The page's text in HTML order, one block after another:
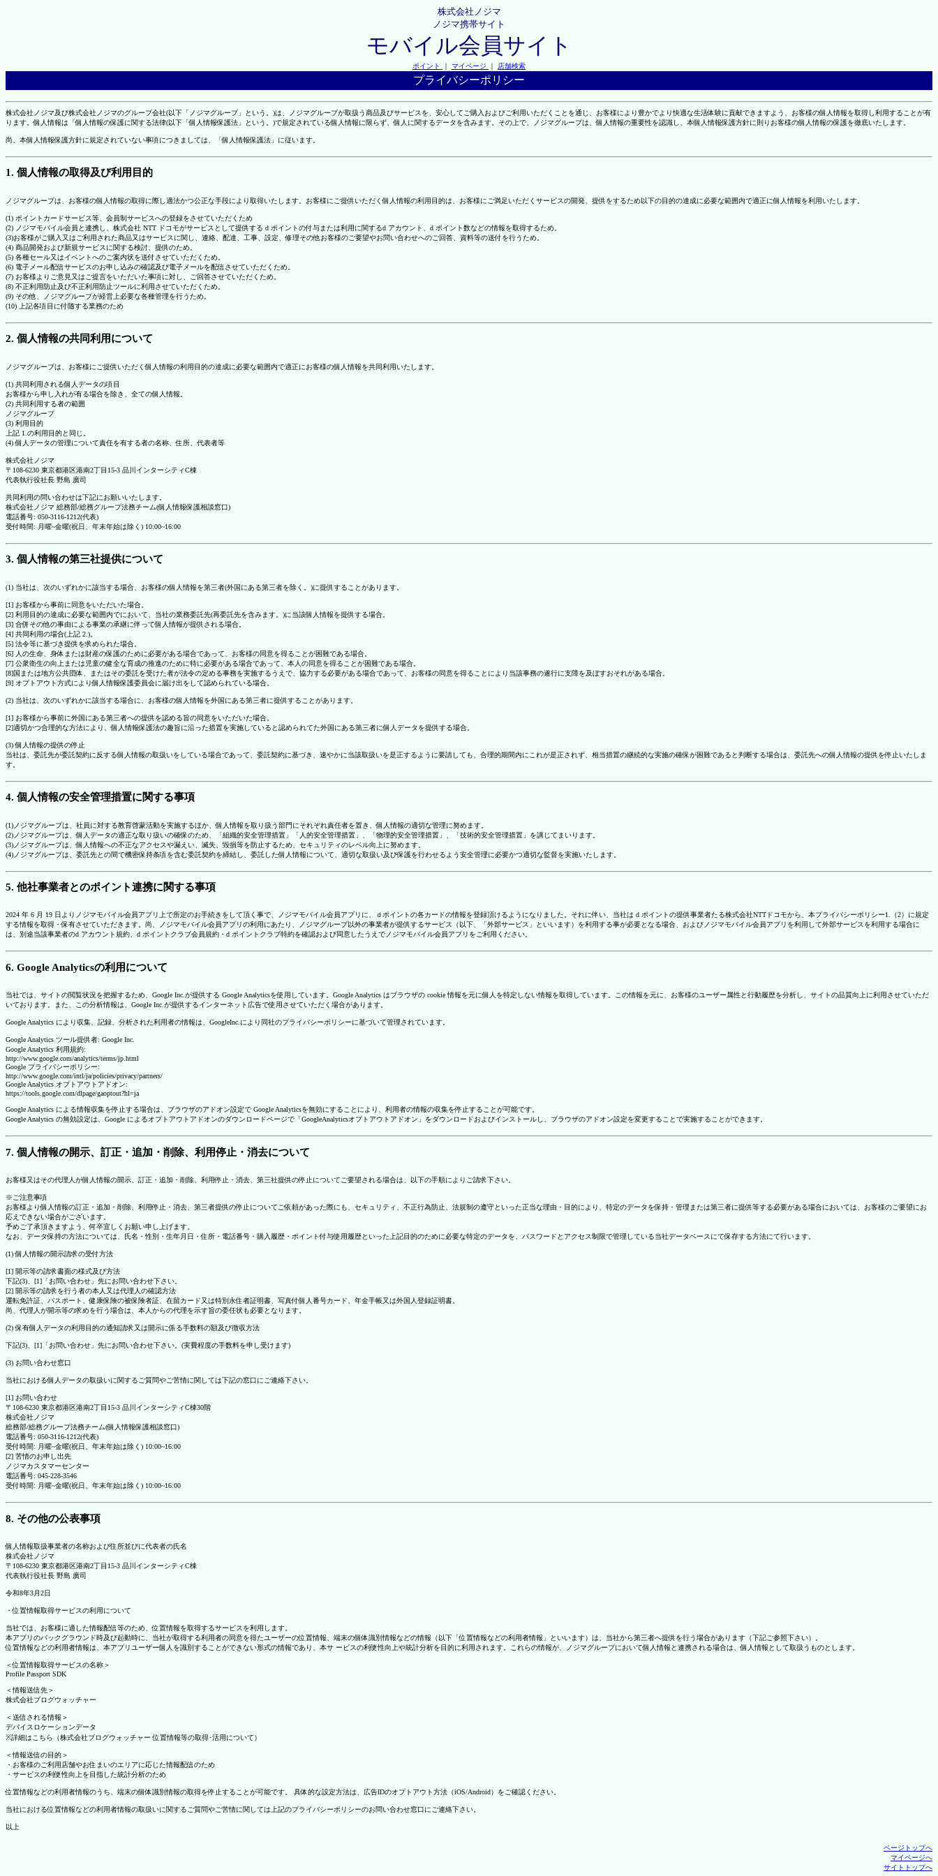
株式会社ノジマ
ノジマ携帯サイト
モバイル会員サイト
ポイント ｜ マイページ ｜ 店舗検索
プライバシーポリシー
株式会社ノジマ及び株式会社ノジマのグループ会社(以下「ノジマグループ」という。)は、ノジマグループが取扱う商品及びサービスを、安心してご購入およびご利用いただくことを通じ、お客様により豊かでより快適な生活体験に貢献できますよう、お客様の個人情報を取得し利用することが有
ります。個人情報は「個人情報の保護に関する法律(以下「個人情報保護法」という。)で規定されている個人情報に限らず、個人に関するデータを含みます。その上で、ノジマグループは、個人情報の重要性を認識し、本個人情報保護方針に則りお客様の個人情報の保護を徹底いたします。
尚、本個人情報保護方針に規定されていない事項につきましては、「個人情報保護法」に従います。
1. 個人情報の取得及び利用目的
ノジマグループは、お客様の個人情報の取得に際し適法かつ公正な手段により取得いたします。お客様にご提供いただく個人情報の利用目的は、お客様にご満足いただくサービスの開発、提供をするため以下の目的の達成に必要な範囲内で適正に個人情報を利用いたします。
(1) ポイントカードサービス等、会員制サービスへの登録をさせていただくため
(2) ノジマモバイル会員と連携し、株式会社 NTT ドコモがサービスとして提供する d ポイントの付与または利用に関するd アカウント、d ポイント数などの情報を取得するため。
(3)お客様がご購入又はご利用された商品又はサービスに関し、連絡、配達、工事、設定、修理その他お客様のご要望やお問い合わせへのご回答、資料等の送付を行うため。
(4) 商品開発および新規サービスに関する検討、提供のため。
(5) 各種セール又はイベントへのご案内状を送付させていただくため。
(6) 電子メール配信サービスのお申し込みの確認及び電子メールを配信させていただくため。
(7) お客様よりご意見又はご提言をいただいた事項に対し、ご回答させていただくため。
(8) 不正利用防止及び不正利用防止ツールに利用させていただくため。
(9) その他、ノジマグループが経営上必要な各種管理を行うため。
(10) 上記各項目に付随する業務のため
2. 個人情報の共同利用について
ノジマグループは、お客様にご提供いただく個人情報の利用目的の達成に必要な範囲内で適正にお客様の個人情報を共同利用いたします。
(1) 共同利用される個人データの項目
お客様から申し入れが有る場合を除き、全ての個人情報。
(2) 共同利用する者の範囲
ノジマグループ
(3) 利用目的
上記 1.の利用目的と同じ。
(4) 個人データの管理について責任を有する者の名称、住所、代表者等
株式会社ノジマ
〒108-6230 東京都港区港南2丁目15-3 品川インターシティC棟
代表執行役社長 野島 廣司
共同利用の問い合わせは下記にお願いいたします。
株式会社ノジマ 総務部/総務グループ法務チーム(個人情報保護相談窓口)
電話番号: 050-3116-1212(代表)
受付時間: 月曜~金曜(祝日、年末年始は除く) 10:00~16:00
3. 個人情報の第三社提供について
(1) 当社は、次のいずれかに該当する場合、お客様の個人情報を第三者(外国にある第三者を除く。)に提供することがあります。
[1] お客様から事前に同意をいただいた場合。
[2] 利用目的の達成に必要な範囲内でにおいて、当社の業務委託先(再委託先を含みます。)に当該個人情報を提供する場合。
[3] 合併その他の事由による事業の承継に伴って個人情報が提供される場合。
[4] 共同利用の場合(上記 2.)。
[5] 法令等に基づき提供を求められた場合。
[6] 人の生命、身体または財産の保護のために必要がある場合であって、お客様の同意を得ることが困難である場合。
[7] 公衆衛生の向上または児童の健全な育成の推進のために特に必要がある場合であって、本人の同意を得ることが困難である場合。
[8]国または地方公共団体、またはその委託を受けた者が法令の定める事務を実施するうえで、協力する必要がある場合であって、お客様の同意を得ることにより当該事務の遂行に支障を及ぼすおそれがある場合。
[9] オプトアウト方式により個人情報保護委員会に届け出をして認められている場合。
(2) 当社は、次のいずれかに該当する場合に、お客様の個人情報を外国にある第三者に提供することがあります。
[1] お客様から事前に外国にある第三者への提供を認める旨の同意をいただいた場合。
[2]適切かつ合理的な方法により、個人情報保護法の趣旨に沿った措置を実施していると認められてた外国にある第三者に個人データを提供する場合。
(3) 個人情報の提供の停止
当社は、委託先が委託契約に反する個人情報の取扱いをしている場合であって、委託契約に基づき、速やかに当該取扱いを是正するように要請しても、合理的期間内にこれが是正されず、相当措置の継続的な実施の確保が困難であると判断する場合は、委託先への個人情報の提供を停止いたしま
す。
4. 個人情報の安全管理措置に関する事項
(1)ノジマグループは、社員に対する教育啓蒙活動を実施するほか、個人情報を取り扱う部門にそれぞれ責任者を置き、個人情報の適切な管理に努めます。
(2)ノジマグループは、個人データの適正な取り扱いの確保のため、「組織的安全管理措置」「人的安全管理措置」、「物理的安全管理措置」、「技術的安全管理措置」を講じてまいります。
(3)ノジマグループは、個人情報への不正なアクセスや漏えい、滅失、毀損等を防止するため、セキュリティのレベル向上に努めます。
(4)ノジマグループは、委託先との間で機密保持条項を含む委託契約を締結し、委託した個人情報について、適切な取扱い及び保護を行わせるよう安全管理に必要かつ適切な監督を実施いたします。
5. 他社事業者とのポイント連携に関する事項
2024 年 6 月 19 日よりノジマモバイル会員アプリ上で所定のお手続きをして頂く事で、ノジマモバイル会員アプリに、ｄポイントの各カードの情報を登録頂けるようになりました。それに伴い、当社は d ポイントの提供事業者たる株式会社NTTドコモから、本プライバシーポリシー1.（2）に規定
する情報を取得・保有させていただきます。尚、ノジマモバイル会員アプリの利用にあたり、ノジマグループ以外の事業者が提供するサービス（以下、「外部サービス」といいます）を利用する事が必要となる場合、およびノジマモバイル会員アプリを利用して外部サービスを利用する場合に
は、別途当該事業者のd アカウント規約、d ポイントクラブ会員規約・d ポイントクラブ特約を確認および同意したうえでノジマモバイル会員アプリをご利用ください。
6. Google Analyticsの利用について
当社では、サイトの閲覧状況を把握するため、Google Inc.が提供する Google Analyticsを使用しています。Google Analytics はブラウザの cookie 情報を元に個人を特定しない情報を取得しています。この情報を元に、お客様のユーザー属性と行動履歴を分析し、サイトの品質向上に利用させていただ
いております。また、この分析情報は、Google Inc.が提供するインターネット広告で使用させていただく場合があります。
Google Analytics により収集、記録、分析された利用者の情報は、GoogleInc.により同社のプライバシーポリシーに基づいて管理されています。
Google Analytics ツール提供者: Google Inc.
Google Analytics 利用規約:
http://www.google.com/analytics/terms/jp.html
Google プライバシーポリシー:
http://www.google.com/intl/ja/policies/privacy/partners/
Google Analytics オプトアウトアドオン:
https://tools.google.com/dlpage/gaoptout?hl=ja
Google Analytics による情報収集を停止する場合は、ブラウザのアドオン設定で Google Analyticsを無効にすることにより、利用者の情報の収集を停止することが可能です。
Google Analytics の無効設定は、Google によるオプトアウトアドオンのダウンロードページで「GoogleAnalyticsオプトアウトアドオン」をダウンロードおよびインストールし、ブラウザのアドオン設定を変更することで実施することができます。
7. 個人情報の開示、訂正・追加・削除、利用停止・消去について
お客様又はその代理人が個人情報の開示、訂正・追加・削除、利用停止・消去、第三社提供の停止についてご要望される場合は、以下の手順によりご請求下さい。
※ご注意事項
お客様より個人情報の訂正・追加・削除、利用停止・消去、第三者提供の停止についてご依頼があった際にも、セキュリティ、不正行為防止、法規制の遵守といった正当な理由・目的により、特定のデータを保持・管理または第三者に提供等する必要がある場合においては、お客様のご要望にお
応えできない場合がございます。
予めご了承頂きますよう、何卒宜しくお願い申し上げます。
なお、データ保持の方法については、氏名・性別・生年月日・住所・電話番号・購入履歴・ポイント付与使用履歴といった上記目的のために必要な特定のデータを、パスワードとアクセス制限で管理している当社データベースにて保存する方法にて行います。
(1) 個人情報の開示請求の受付方法
[1] 開示等の請求書面の様式及び方法
下記(3)、[1]「お問い合わせ」先にお問い合わせ下さい。
[2] 開示等の請求を行う者の本人又は代理人の確認方法
運転免許証、パスポート、健康保険の被保険者証、在留カード又は特別永住者証明書、写真付個人番号カード、年金手帳又は外国人登録証明書。
尚、代理人が開示等の求めを行う場合は、本人からの代理を示す旨の委任状も必要となります。
(2) 保有個人データの利用目的の通知請求又は開示に係る手数料の額及び徴収方法
下記(3)、[1]「お問い合わせ」先にお問い合わせ下さい。(実費程度の手数料を申し受けます)
(3) お問い合わせ窓口
当社における個人データの取扱いに関するご質問やご苦情に関しては下記の窓口にご連絡下さい。
[1] お問い合わせ
〒108-6230 東京都港区港南2丁目15-3 品川インターシティC棟30階
株式会社ノジマ
総務部/総務グループ法務チーム(個人情報保護相談窓口)
電話番号: 050-3116-1212(代表)
受付時間: 月曜~金曜(祝日、年末年始は除く) 10:00~16:00
[2] 苦情のお申し出先
ノジマカスタマーセンター
電話番号: 045-228-3546
受付時間: 月曜~金曜(祝日、年末年始は除く) 10:00~16:00
8. その他の公表事項
個人情報取扱事業者の名称および住所並びに代表者の氏名
株式会社ノジマ
〒108-6230 東京都港区港南2丁目15-3 品川インターシティC棟
代表執行役社長 野島 廣司
令和8年3月2日
・位置情報取得サービスの利用について
当社では、お客様に適した情報配信等のため、位置情報を取得するサービスを利用します。
本アプリのバックグラウンド時及び起動時に、当社が取得する利用者の同意を得たユーザーの位置情報、端末の個体識別情報などの情報（以下「位置情報などの利用者情報」といいます）は、当社から第三者へ提供を行う場合があります（下記ご参照下さい）。
位置情報などの利用者情報は、本アプリユーザー個人を識別することができない形式の情報であり、本サ ービスの利便性向上や統計分析を目的に利用されます。これらの情報が、ノジマグループにおいて個人情報と連携される場合は、個人情報として取扱うものとします。
＜位置情報取得サービスの名称＞
Profile Passport SDK
＜情報送信先＞
株式会社ブログウォッチャー
＜送信される情報＞
デバイスロケーションデータ
※詳細はこちら（株式会社ブログウォッチャー 位置情報等の取得･活用について）
＜情報送信の目的＞
・お客様のご利用店舗やお住まいのエリアに応じた情報配信のため
・サービスの利便性向上を目指した統計分析のため
位置情報などの利用者情報のうち、端末の個体識別情報の取得を停止することが可能です。 具体的な設定方法は、広告IDのオプトアウト方法（iOS/Android）をご確認ください。
当社における位置情報などの利用者情報の取扱いに関するご質問やご苦情に関しては上記のプライバシーポリシーのお問い合わせ窓口にご連絡下さい。
以上
ページトップへ
マイページへ
サイトトップへ